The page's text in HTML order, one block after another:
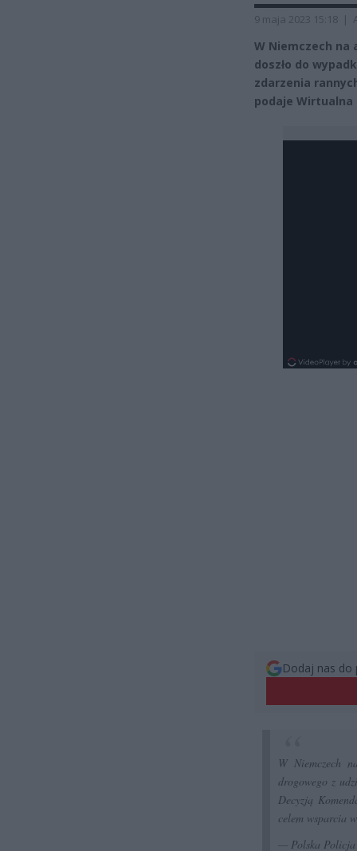
9 maja 2023 15:18 |
W Niemczech na
doszło do
zdarzenia
podaje
Dodaj nas do
W Niemczech
drogowego z
Decyzją
celem wsparcia
— Polska